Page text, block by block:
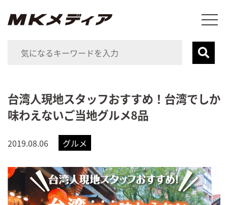
台湾人現地スタッフおすすめ！台湾でしか
味わえないご当地グルメ8品
2019.08.06 グルメ